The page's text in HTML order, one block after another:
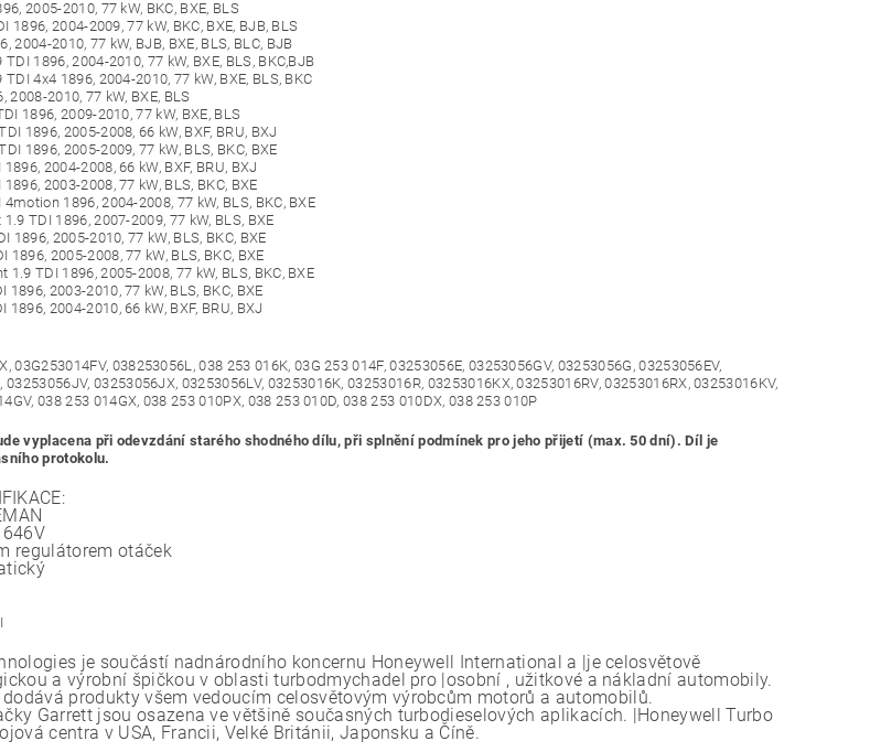
2005-2010, 77 kW, BKC, BXE, BLS
1896, 2004-2009, 77 kW, BKC, BXE, BJB, BLS
2004-2010, 77 kW, BJB, BXE, BLS, BLC, BJB
1896, 2004-2010, 77 kW, BXE, BLS, BKC,BJB
4x4 1896, 2004-2010, 77 kW, BXE, BLS, BKC
2008-2010, 77 kW, BXE, BLS
1896, 2009-2010, 77 kW, BXE, BLS
1896, 2005-2008, 66 kW, BXF, BRU, BXJ
1896, 2005-2009, 77 kW, BLS, BKC, BXE
2004-2008, 66 kW, BXF, BRU, BXJ
2003-2008, 77 kW, BLS, BKC, BXE
1896, 2004-2008, 77 kW, BLS, BKC, BXE
TDI 1896, 2007-2009, 77 kW, BLS, BXE
1896, 2005-2010, 77 kW, BLS, BKC, BXE
2005-2008, 77 kW, BLS, BKC, BXE
TDI 1896, 2005-2008, 77 kW, BLS, BKC, BXE
2003-2010, 77 kW, BLS, BKC, BXE
2004-2010, 66 kW, BXF, BRU, BXJ
03G253014FV, 038253056L, 038 253 016K, 03G 253 014F, 03253056E, 03253056GV, 03253056G, 03253056EV,
03253056JX, 03253056LV, 03253016K, 03253016R, 03253016KX, 03253016RV, 03253016RX, 03253016KV,
038 253 014GX, 038 253 010PX, 038 253 010D, 038 253 010DX, 038 253 010P
vyplacena při odevzdání starého shodného dílu, při splnění podmínek pro jeho přijetí (max. 50 dní). Díl je
protokolu.
regulátorem otáček
je součástí nadnárodního koncernu Honeywell International a |je celosvětově
a výrobní špičkou v oblasti turbodmychadel pro |osobní , užitkové a nákladní automobily.
produkty všem vedoucím celosvětovým výrobcům motorů a automobilů.
Garrett jsou osazena ve většině současných turbodieselových aplikacích. |Honeywell Turbo
centra v USA, Francii, Velké Británii, Japonsku a Číně.